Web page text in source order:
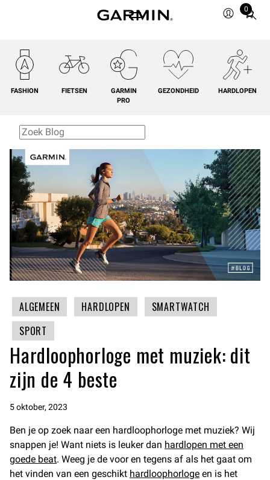
0
Total
cart:
0
FASHION FIETSEN
GARMIN
PRO
GEZONDHEID HARDLOPEN
ALGEMEEN HARDLOPEN
SMARTWATCH
SPORT
Hardloophorloge met muziek: dit
zijn de 4 beste
5 oktober, 2023
Ben je op zoek naar een hardloophorloge met muziek? Wij
snappen je! Want niets is leuker dan hardlopen met een
goede beat. Weeg je de voor en tegens af als het gaat om
het vinden van een geschikt hardloophorloge en is het